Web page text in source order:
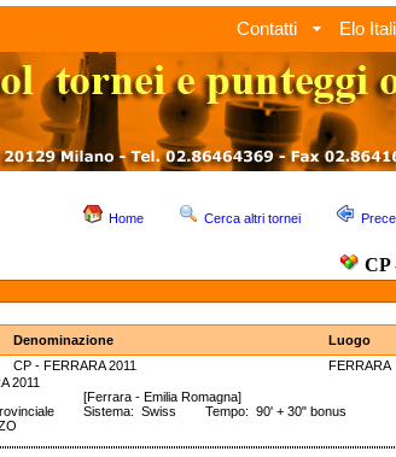
Contatti Elo
Home Cerca altri tornei
CP
Denominazione Luogo
CP - FERRARA 2011 FERRARA
2011
[Ferrara - Emilia Romagna]
Sistema: Swiss Tempo: 90' + 30" bonus